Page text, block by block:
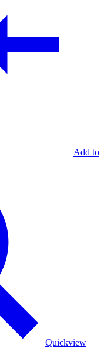
Add to
Quickview